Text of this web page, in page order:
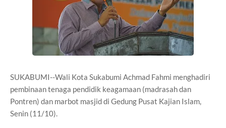
SUKABUMI--Wali Kota Sukabumi Achmad Fahmi menghadiri
pembinaan tenaga pendidik keagamaan (madrasah dan
Pontren) dan marbot masjid di Gedung Pusat Kajian Islam,
Senin (11/10).